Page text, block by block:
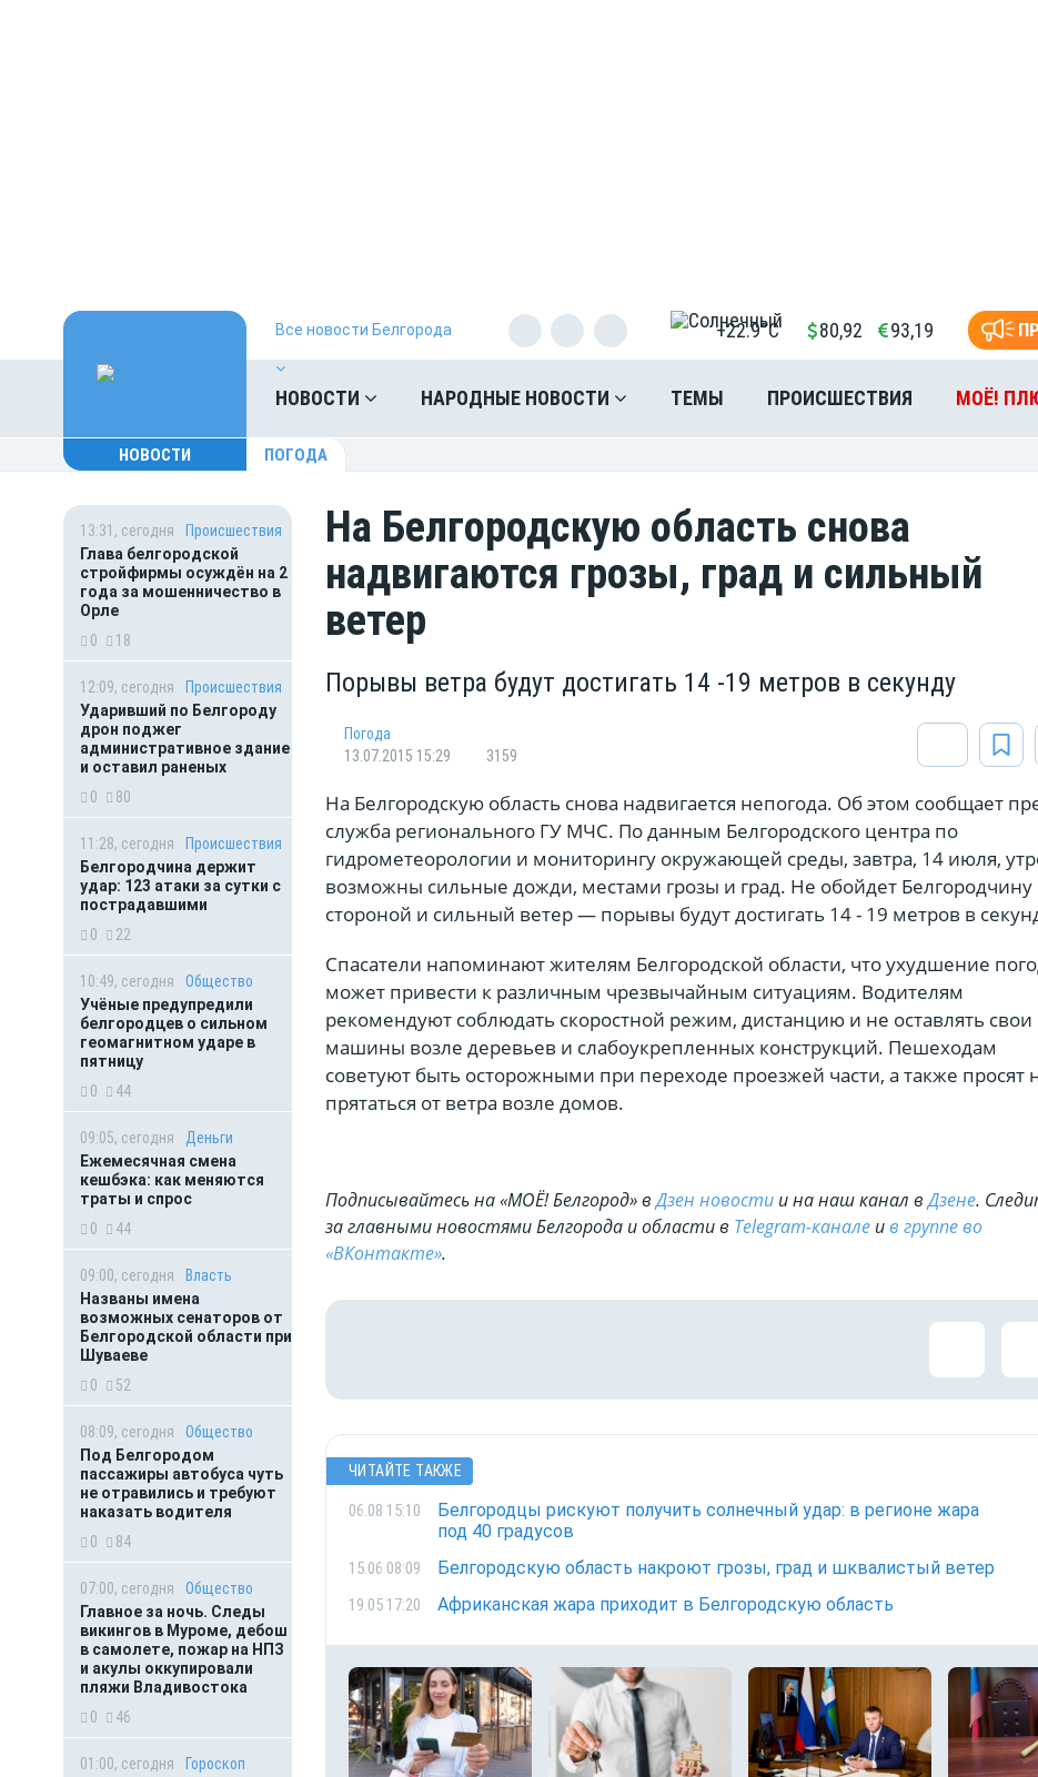
Все новости Белгорода +22.9°C 80,92 93,19
НОВОСТИ НАРОДНЫЕ НОВОСТИ ТЕМЫ ПРОИСШЕСТВИЯ МОЁ!
НОВОСТИ ПОГОДА
13:31, сегодня
Происшествия
Глава белгородской
стройфирмы осуждён на 2
года за мошенничество в
Орле
0
18
12:09, сегодня
Происшествия
Ударивший по Белгороду
дрон поджег
административное здание
и оставил раненых
0
80
11:28, сегодня
Происшествия
Белгородчина держит
удар: 123 атаки за сутки с
пострадавшими
0
22
10:49, сегодня
Общество
Учёные предупредили
белгородцев о сильном
геомагнитном ударе в
пятницу
0
44
09:05, сегодня
Деньги
Ежемесячная смена
кешбэка: как меняются
траты и спрос
0
44
09:00, сегодня
Власть
Названы имена
возможных сенаторов от
Белгородской области при
Шуваеве
0
52
08:09, сегодня
Общество
Под Белгородом
пассажиры автобуса чуть
не отравились и требуют
наказать водителя
0
84
07:00, сегодня
Общество
Главное за ночь. Следы
викингов в Муроме, дебош
в самолете, пожар на НПЗ
и акулы оккупировали
пляжи Владивостока
0
46
01:00, сегодня
Гороскоп
На Белгородскую область снова
надвигаются грозы, град и сильный
ветер
Порывы ветра будут достигать 14 -19 метров в секунду
Погода
13.07.2015 15:29
3159
На Белгородскую область снова надвигается непогода. Об этом сообщает
служба регионального ГУ МЧС. По данным Белгородского центра по
гидрометеорологии и мониторингу окружающей среды, завтра, 14 июля,
возможны сильные дожди, местами грозы и град. Не обойдет Белгородчину
стороной и сильный ветер — порывы будут достигать 14 - 19 метров в
Спасатели напоминают жителям Белгородской области, что ухудшение
может привести к различным чрезвычайным ситуациям. Водителям
рекомендуют соблюдать скоростной режим, дистанцию и не оставлять свои
машины возле деревьев и слабоукрепленных конструкций. Пешеходам
советуют быть осторожными при переходе проезжей части, а также просят
прятаться от ветра возле домов.
Подписывайтесь на «МОЁ! Белгород» вДзен новости и на наш канал вДзене.
за главными новостями Белгорода и области в Telegram-канале ив группе во
«ВКонтакте».
ЧИТАЙТЕ ТАКЖЕ
06.08 15:10
Белгородцы рискуют получить солнечный удар: в регионе жара
под 40 градусов
15.06 08:09 Белгородскую область накроют грозы, град и шквалистый ветер
19.05 17:20 Африканская жара приходит в Белгородскую область